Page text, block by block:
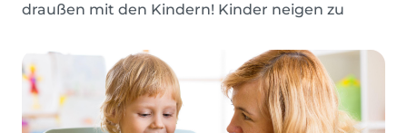
draußen mit den Kindern! Kinder neigen zu
eingesperrt sind. Die große offene Fläche
erlaubt es Kindern, herumzurennen und sich mit
aktiveren Spiel...